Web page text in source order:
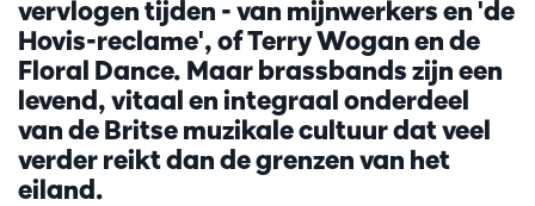
vervlogen tijden - van mijnwerkers en 'de
Hovis-reclame', of Terry Wogan en de
Floral Dance. Maar brassbands zijn een
levend, vitaal en integraal onderdeel
van de Britse muzikale cultuur dat veel
verder reikt dan de grenzen van het
eiland.